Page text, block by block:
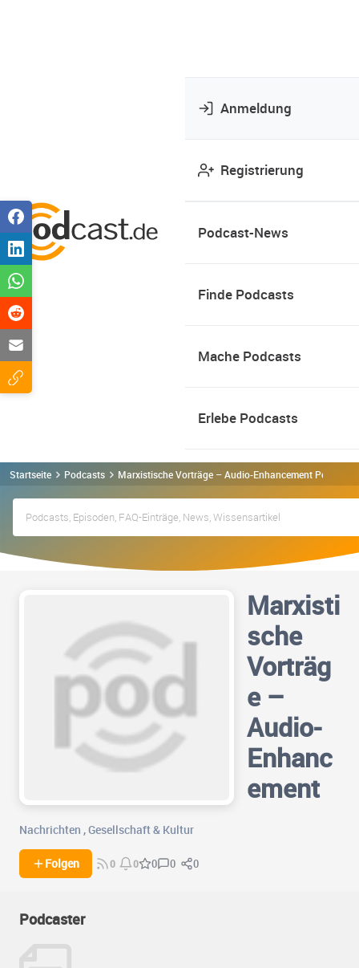
Anmeldung
Registrierung
Podcast-News
Finde Podcasts
Mache Podcasts
Erlebe Podcasts
Startseite Podcasts Marxistische Vorträge – Audio-Enhancement Podcast
Marxisti
sche
Vorträg
e –
Audio-
Enhanc
ement
Nachrichten ,Gesellschaft & Kultur
Folgen 0 0 0 0 0
Podcaster